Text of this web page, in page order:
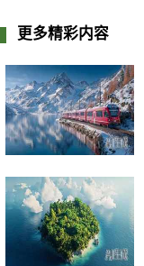
更多精彩内容